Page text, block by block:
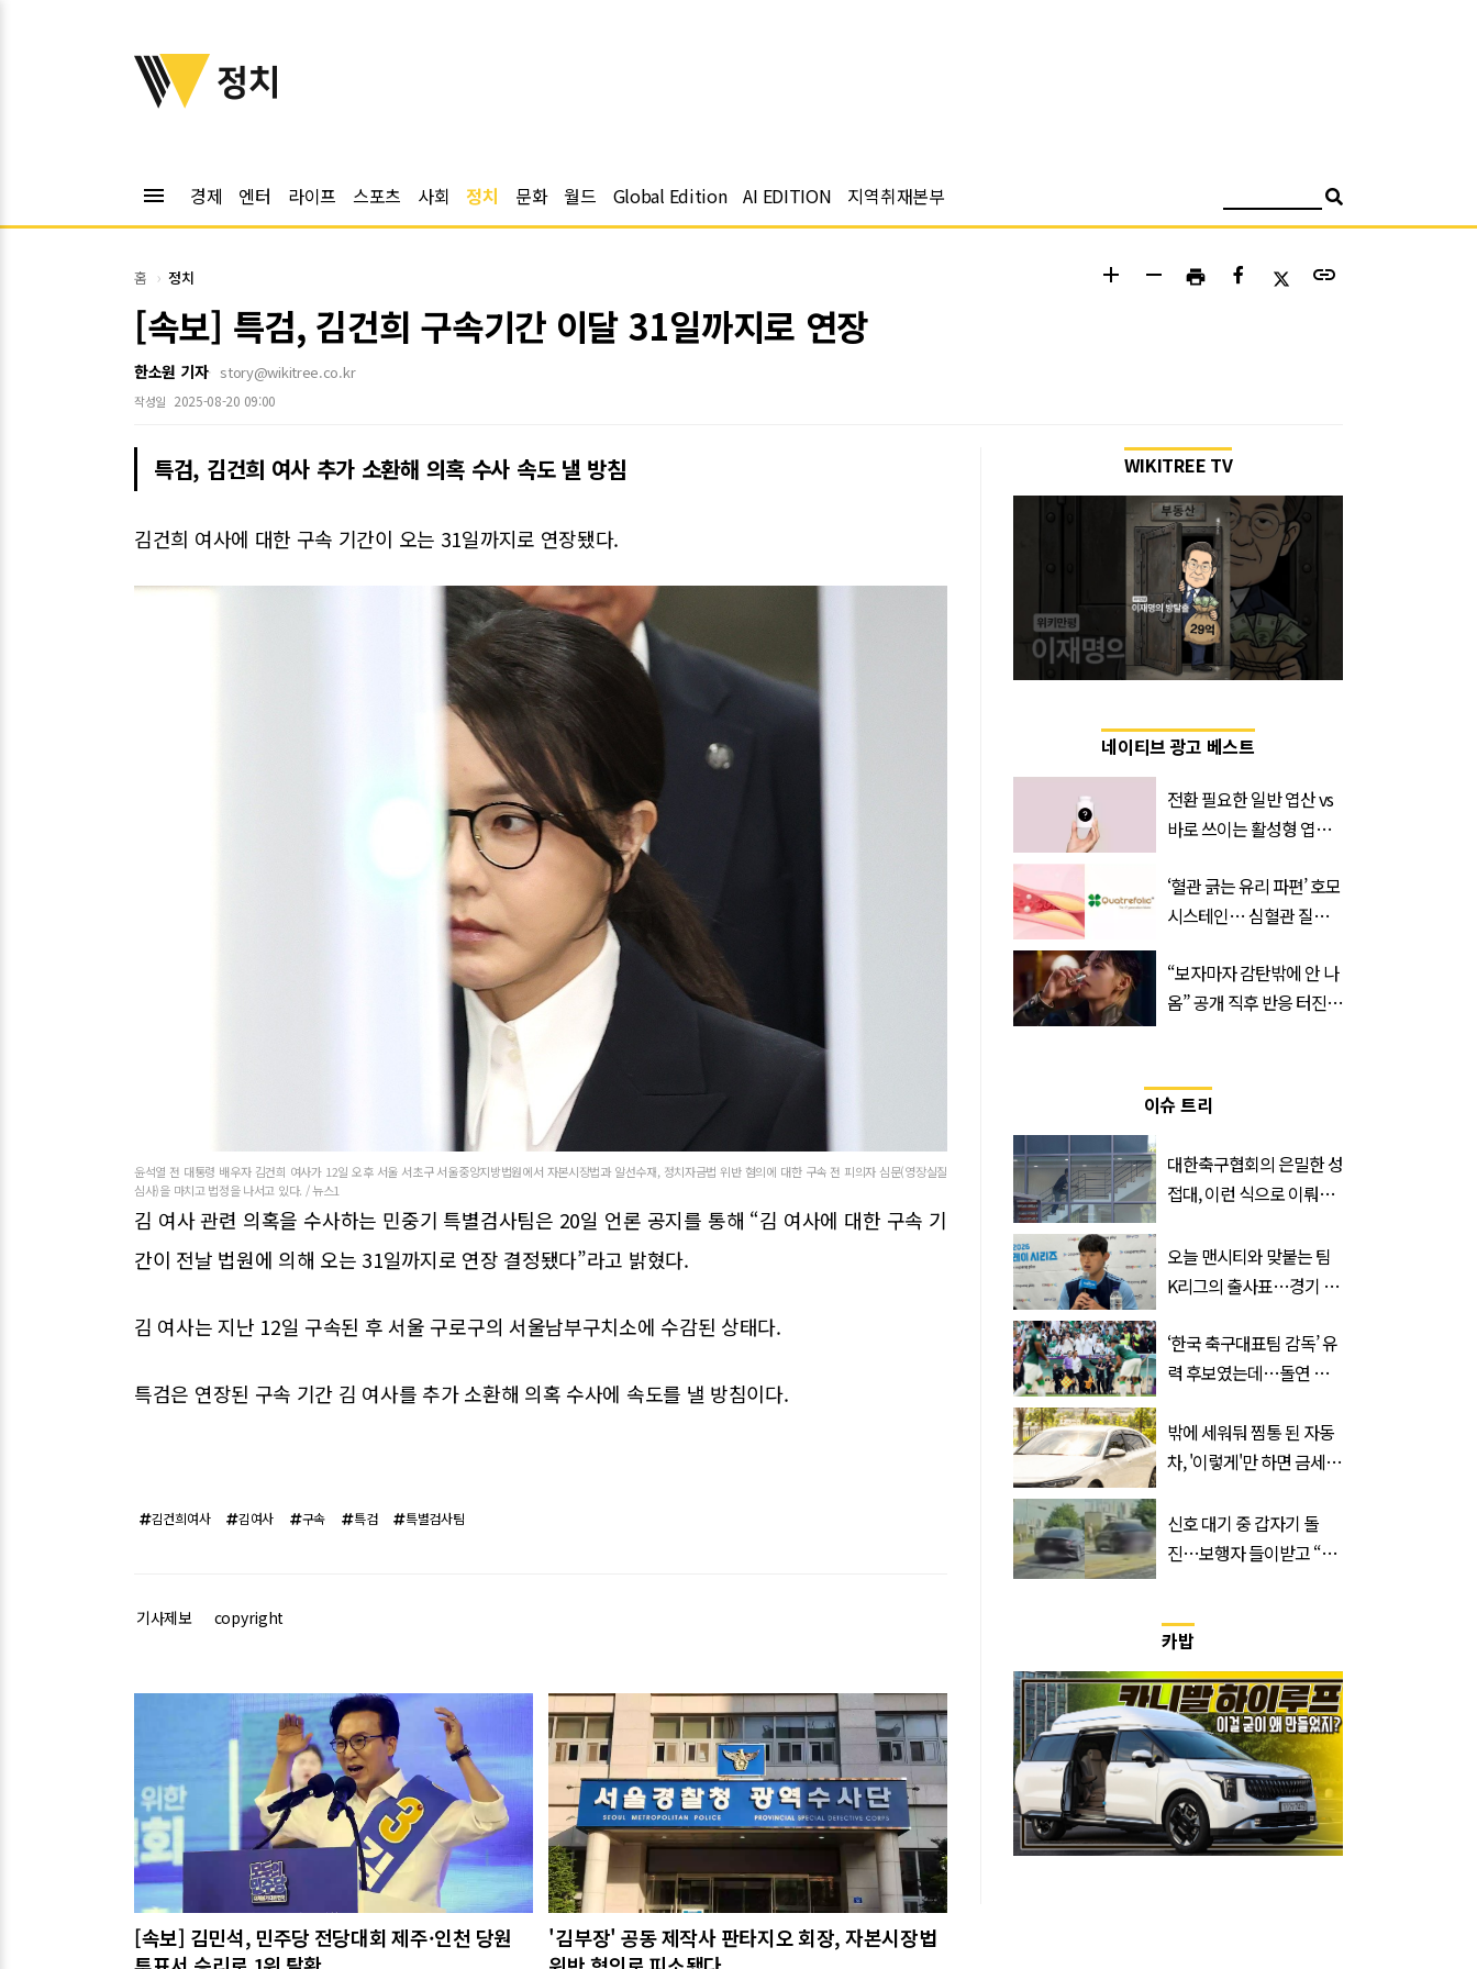
위키트리
정치
menu 경제 엔터 라이프 스포츠 사회 정치 문화 월드 Global Edition AI EDITION 지역취재본부
홈 정치 add remove print link
[속보] 특검, 김건희 구속기간 이달 31일까지로 연장
한소원 기자 story@wikitree.co.kr
작성일 2025-08-20 09:00
특검, 김건희 여사 추가 소환해 의혹 수사 속도 낼 방침
김건희 여사에 대한 구속 기간이 오는 31일까지로 연장됐다.
윤석열 전 대통령 배우자 김건희 여사가 12일 오후 서울 서초구 서울중앙지방법원에서 자본시장법과 알선수재, 정치자금법 위반 혐의에 대한 구속 전 피의자 심문(영장실질
심사)을 마치고 법정을 나서고 있다. / 뉴스1
김 여사 관련 의혹을 수사하는 민중기 특별검사팀은 20일 언론 공지를 통해 “김 여사에 대한 구속 기
간이 전날 법원에 의해 오는 31일까지로 연장 결정됐다”라고 밝혔다.
김 여사는 지난 12일 구속된 후 서울 구로구의 서울남부구치소에 수감된 상태다.
특검은 연장된 구속 기간 김 여사를 추가 소환해 의혹 수사에 속도를 낼 방침이다.
김건희여사 김여사 구속 특검 특별검사팀
기사제보 copyright
관련기사
[속보] 김민석, 민주당 전당대회 제주·인천 당원
'김부장' 공동 제작사 판타지오 회장, 자본시장법
WIKITREE TV
네이티브 광고 베스트
전환 필요한 일반 엽산 vs
바로 쓰이는 활성형 엽
‘Quatrefolic®’ 주목
‘혈관 긁는 유리 파편’ 호모
시스테인… 심혈관 질환
“보자마자 감탄밖에 안 나
옴” 공개 직후 반응 터진
이슈 트리
대한축구협회의 은밀한 성
접대, 이런 식으로 이뤄졌
오늘 맨시티와 맞붙는 팀
K리그의 출사표…경기 시
‘한국 축구대표팀 감독’ 유
력 후보였는데…돌연 코
‘거장’
밖에 세워둬 찜통 된 자동
차, '이렇게'만 하면 금세
신호 대기 중 갑자기 돌
진…보행자 들이받고 “다
카밥